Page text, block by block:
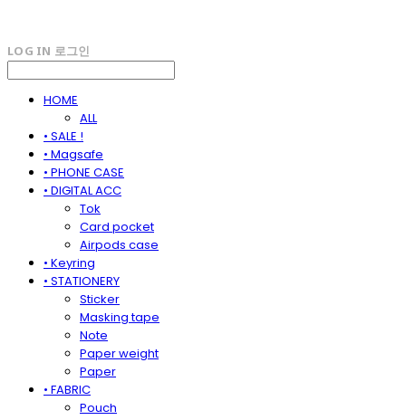
LOG IN 로그인
HOME
ALL
• SALE !
• Magsafe
• PHONE CASE
• DIGITAL ACC
Tok
Card pocket
Airpods case
• Keyring
• STATIONERY
Sticker
Masking tape
Note
Paper weight
Paper
• FABRIC
Pouch